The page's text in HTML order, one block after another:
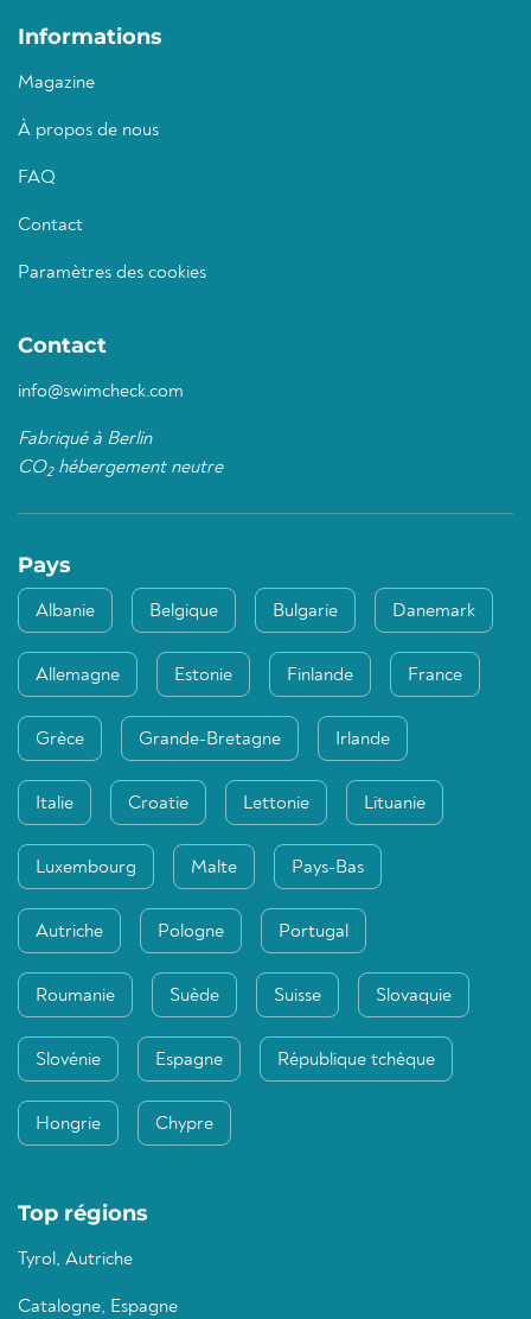
Informations
Magazine
À propos de nous
FAQ
Contact
Paramètres des cookies
Contact
info@swimcheck.com
Fabriqué à Berlin
CO2hébergement neutre
Pays
Albanie Belgique Bulgarie Danemark
Allemagne Estonie Finlande France
Grèce Grande-Bretagne Irlande
Italie Croatie Lettonie Lituanie
Luxembourg Malte Pays-Bas
Autriche Pologne Portugal
Roumanie Suède Suisse Slovaquie
Slovénie Espagne République tchèque
Hongrie Chypre
Top régions
Tyrol, Autriche
Catalogne, Espagne